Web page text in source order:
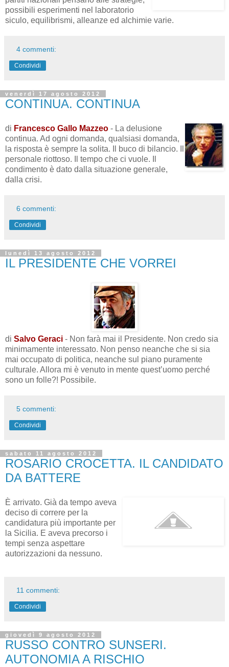
possibili esperimenti nel laboratorio
siculo, equilibrismi, alleanze ed alchimie varie.
4 commenti:
Condividi
venerdì 17 agosto 2012
CONTINUA. CONTINUA
di Francesco Gallo Mazzeo - La delusione
continua. Ad ogni domanda, qualsiasi domanda,
la risposta è sempre la solita. Il buco di bilancio. Il
personale riottoso. Il tempo che ci vuole. Il
condimento è dato dalla situazione generale,
dalla crisi.
6 commenti:
Condividi
lunedì 13 agosto 2012
IL PRESIDENTE CHE VORREI
di Salvo Geraci - Non farà mai il Presidente. Non credo sia
minimamente interessato. Non penso neanche che si sia
mai occupato di politica, neanche sul piano puramente
culturale. Allora mi è venuto in mente quest’uomo perché
sono un folle?! Possibile.
5 commenti:
Condividi
sabato 11 agosto 2012
ROSARIO CROCETTA. IL CANDIDATO
DA BATTERE
È arrivato. Già da tempo aveva
deciso di correre per la
candidatura più importante per
la Sicilia. E aveva precorso i
tempi senza aspettare
autorizzazioni da nessuno.
11 commenti:
Condividi
giovedì 9 agosto 2012
RUSSO CONTRO SUNSERI.
AUTONOMIA A RISCHIO